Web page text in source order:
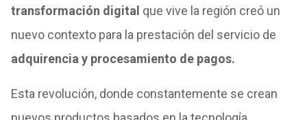
transformación digital que vive la región creó un
nuevo contexto para la prestación del servicio de
adquirencia y procesamiento de pagos.
Esta revolución, donde constantemente se crean